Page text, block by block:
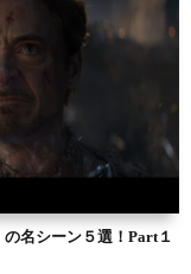
の名シーン５選！Part１